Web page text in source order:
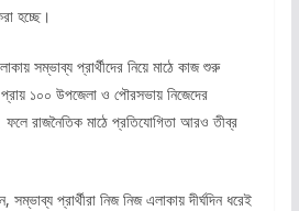
হচ্ছে।
সম্ভাব্য প্রার্থীদের নিয়ে মাঠে কাজ শুরু
১০০ উপজেলা ও পৌরসভায় নিজেদের
ফলে রাজনৈতিক মাঠে প্রতিযোগিতা আরও তীব্র
সম্ভাব্য প্রার্থীরা নিজ নিজ এলাকায় দীর্ঘদিন ধরেই